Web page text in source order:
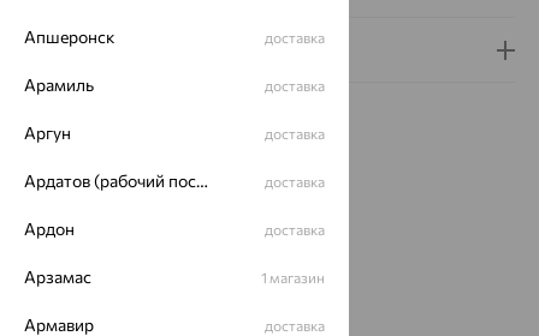
Гарантия и возврат
64%
Апшеронск доставка
Арамиль доставка
Аргун доставка
Ардатов (рабочий поселок) доставка
Ардон доставка
Арзамас 1 магазин
Армавир доставка